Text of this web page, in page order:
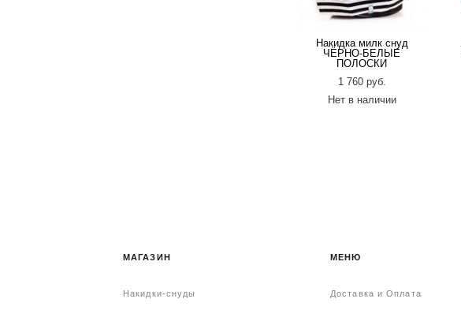
Накидка милк снуд
ЧЁРНО-БЕЛЫЕ
ПОЛОСКИ
1 760 pуб.
Нет в наличии
МАГАЗИН
Накидки-снуды
МЕНЮ
Доставка и Оплата